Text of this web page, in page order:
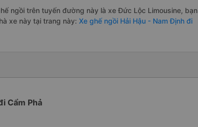
ngồi trên tuyến đường này là xe Đức Lộc Limousine, bạn
xe này tại trang này: Xe ghế ngồi Hải Hậu - Nam Định đi
Cẩm Phả